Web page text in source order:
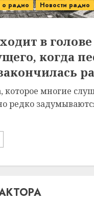
радио Новости радио
в голове
когда
многие
редко